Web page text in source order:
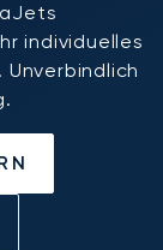
individuelles